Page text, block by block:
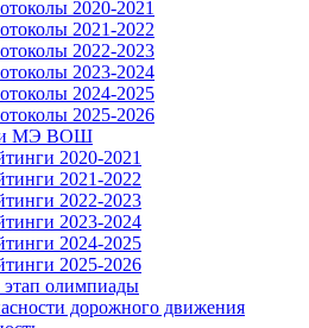
2020-2021
2021-2022
2022-2023
2023-2024
2024-2025
2025-2026
МЭ ВОШ
2020-2021
2021-2022
2022-2023
2023-2024
2024-2025
2025-2026
олимпиады
дорожного движения